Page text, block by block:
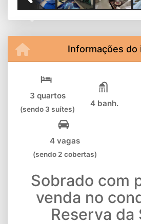
Informações do
3 quartos
(sendo 3 suítes)
4 banh.
4 vagas
(sendo 2 cobertas)
Sobrado com
venda no
Reserva da